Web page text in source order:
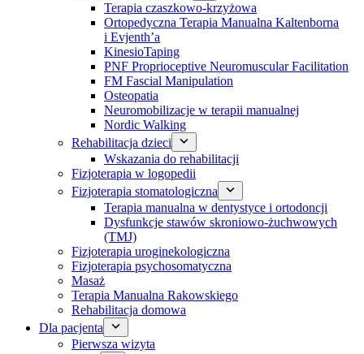
Terapia czaszkowo-krzyżowa
Ortopedyczna Terapia Manualna Kaltenborna
i Evjenth’a
KinesioTaping
PNF Proprioceptive Neuromuscular Facilitation
FM Fascial Manipulation
Osteopatia
Neuromobilizacje w terapii manualnej
Nordic Walking
Rehabilitacja dzieci
Wskazania do rehabilitacji
Fizjoterapia w logopedii
Fizjoterapia stomatologiczna
Terapia manualna w dentystyce i ortodoncji
Dysfunkcje stawów skroniowo-żuchwowych
(TMJ)
Fizjoterapia uroginekologiczna
Fizjoterapia psychosomatyczna
Masaż
Terapia Manualna Rakowskiego
Rehabilitacja domowa
Dla pacjenta
Pierwsza wizyta